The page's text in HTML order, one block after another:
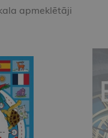
apmeklētāji